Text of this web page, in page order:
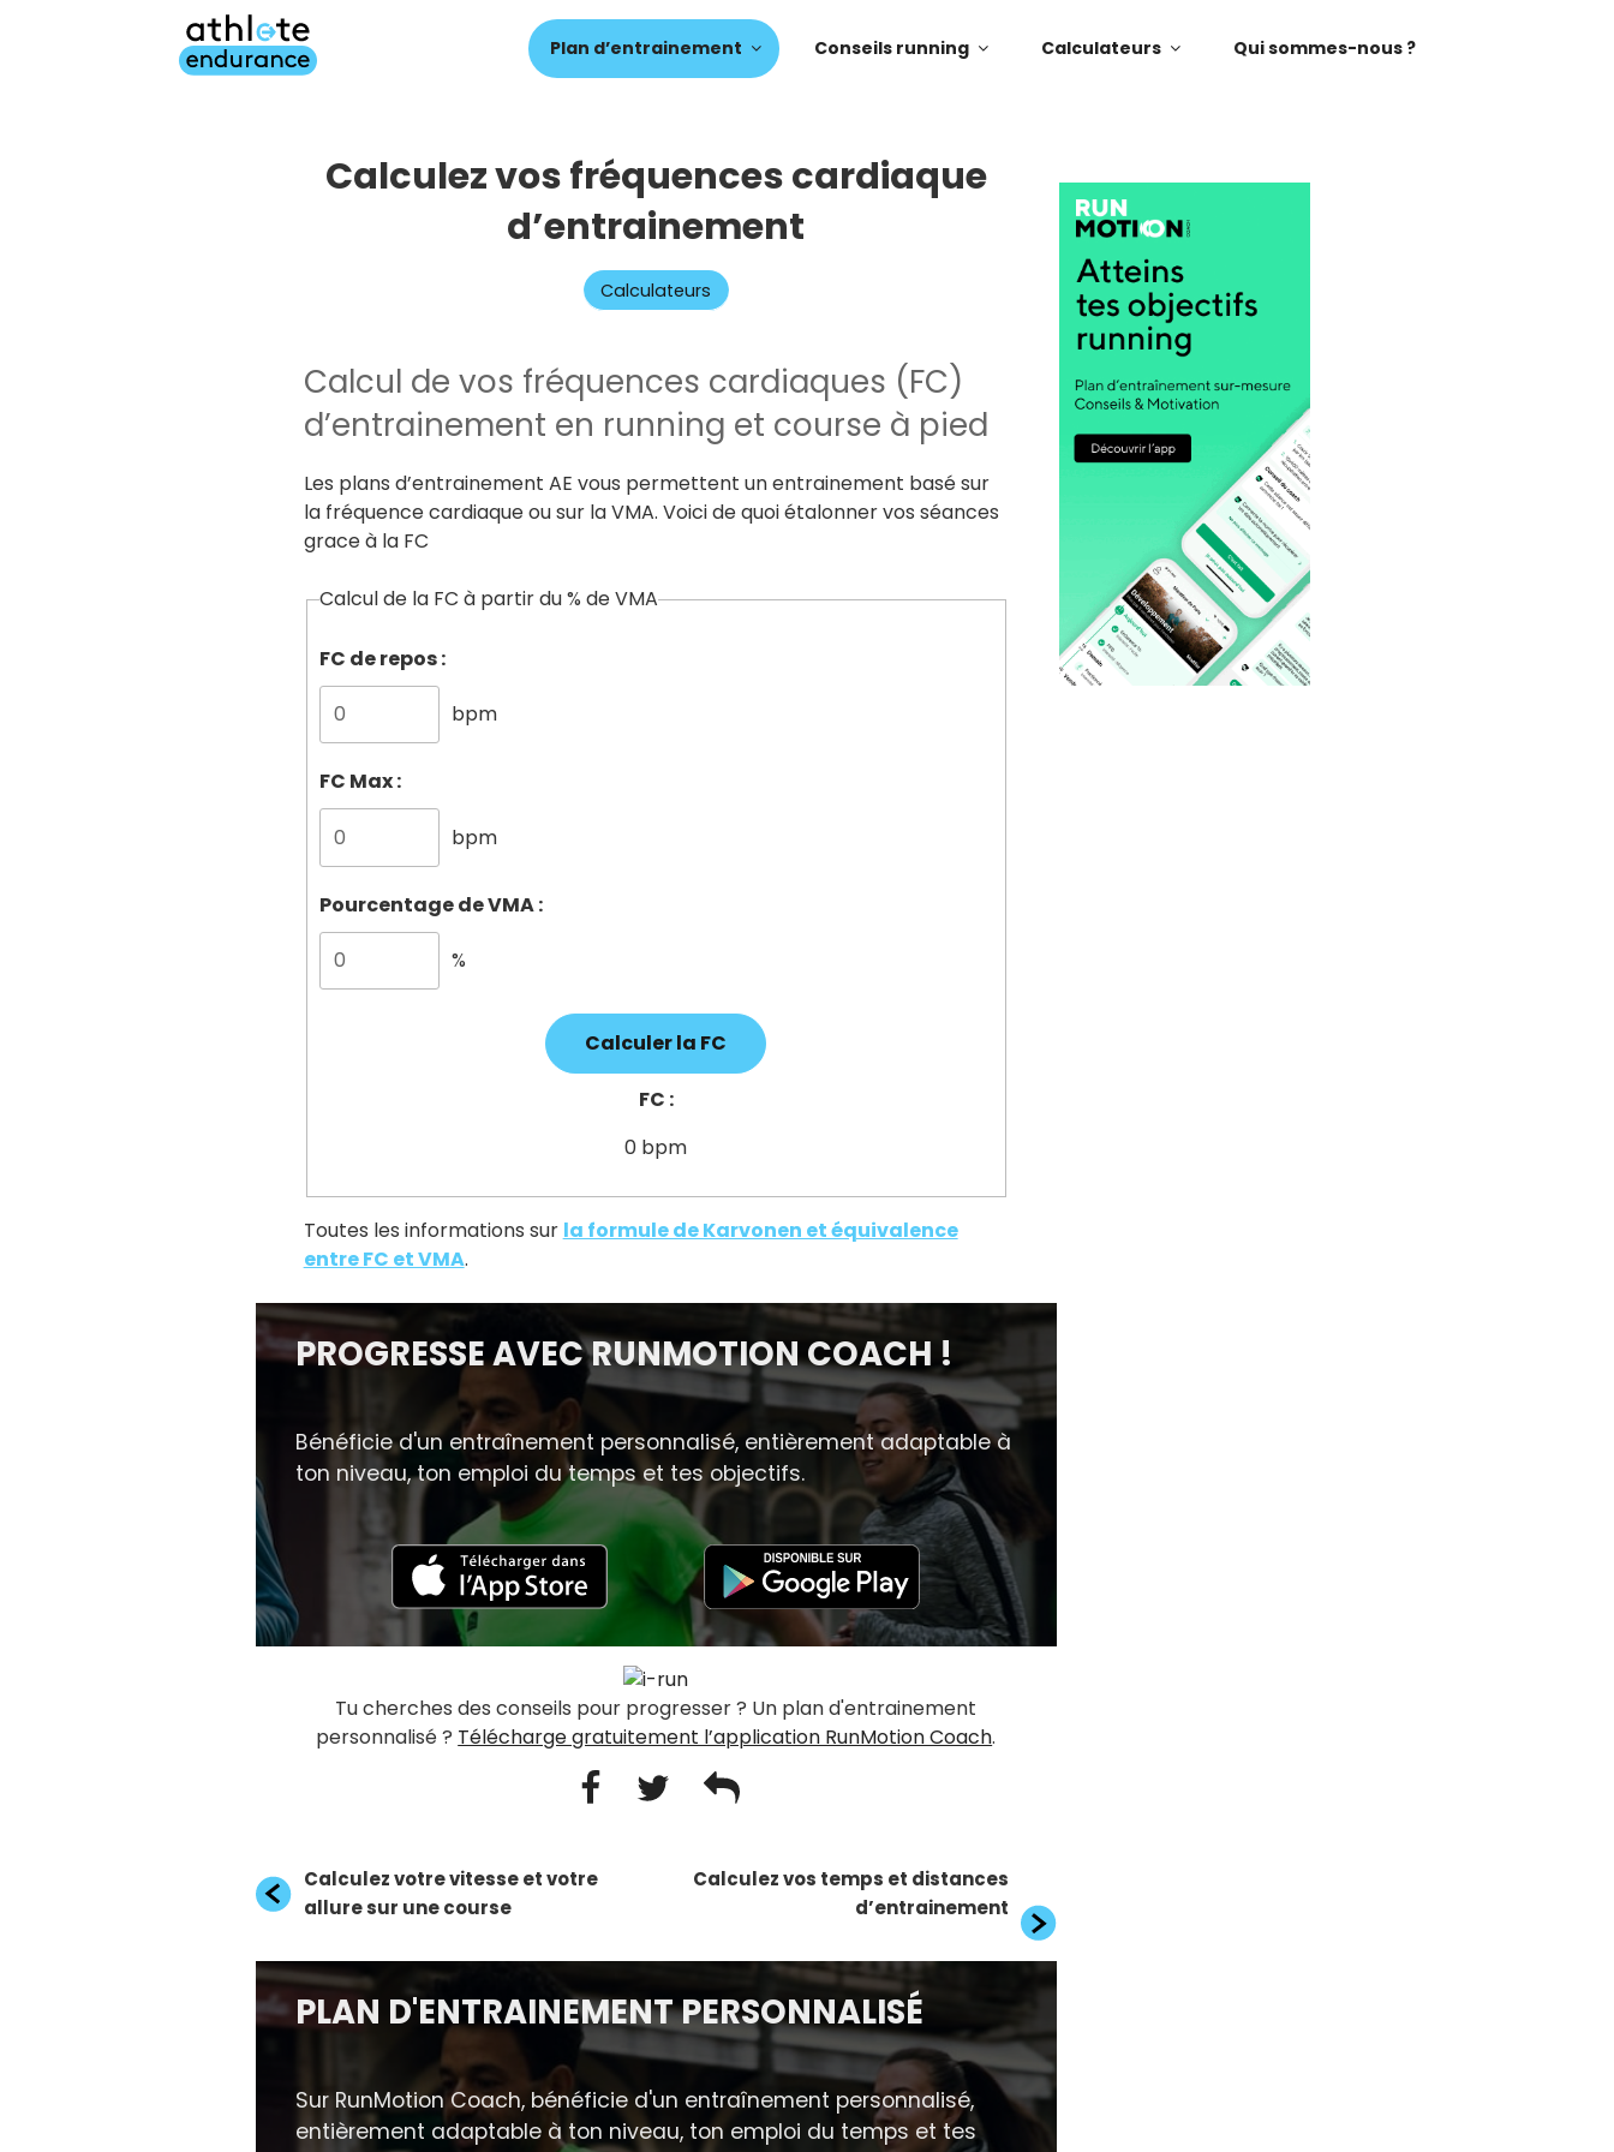
Plan d’entrainement Conseils running Calculateurs Qui sommes-nous ?
Calculez vos fréquences cardiaque
d’entrainement
Calculateurs
Calcul de vos fréquences cardiaques (FC)
d’entrainement en running et course à pied
Les plans d’entrainement AE vous permettent un entrainement basé sur
la fréquence cardiaque ou sur la VMA. Voici de quoi étalonner vos séances
grace à la FC
Calcul de la FC à partir du % de VMA
FC de repos :
bpm
FC Max :
bpm
Pourcentage de VMA :
%
FC :
0 bpm
Toutes les informations sur la formule de Karvonen et équivalence
entre FC et VMA.
PROGRESSE AVEC RUNMOTION COACH !
Bénéficie d'un entraînement personnalisé, entièrement adaptable à
ton niveau, ton emploi du temps et tes objectifs.
Tu cherches des conseils pour progresser ? Un plan d'entrainement
personnalisé ? Télécharge gratuitement l’application RunMotion Coach.
Navigation
de
l’article
Article
précédent
Calculez votre vitesse et votre
allure sur une course
Article
Calculez vos temps et distances
d’entrainement
PLAN D'ENTRAINEMENT PERSONNALISÉ
Sur RunMotion Coach, bénéficie d'un entraînement personnalisé,
entièrement adaptable à ton niveau, ton emploi du temps et tes